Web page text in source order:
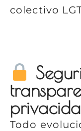
colectivo
Todo